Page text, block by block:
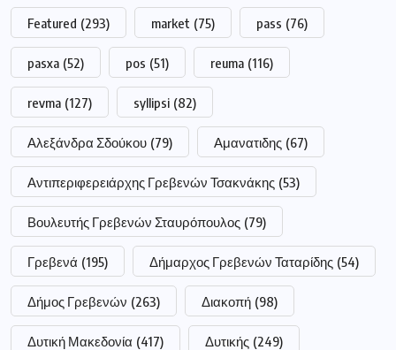
Featured (293) market (75) pass (76)
pasxa (52) pos (51) reuma (116)
revma (127) syllipsi (82)
Αλεξάνδρα Σδούκου (79) Αμανατιδης (67)
Αντιπεριφερειάρχης Γρεβενών Τσακνάκης (53)
Βουλευτής Γρεβενών Σταυρόπουλος (79)
Γρεβενά (195) Δήμαρχος Γρεβενών Ταταρίδης (54)
Δήμος Γρεβενών (263) Διακοπή (98)
Δυτική Μακεδονία (417) Δυτικής (249)